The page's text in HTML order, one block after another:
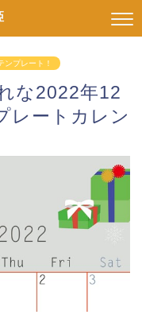
プレート！
な2022年12
レートカレン